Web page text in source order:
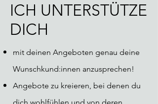
ICH UNTERSTÜTZE
DICH
mit deinen Angeboten genau deine
Wunschkund:innen anzusprechen!
Angebote zu kreieren, bei denen du
dich wohlfühlen und von deren